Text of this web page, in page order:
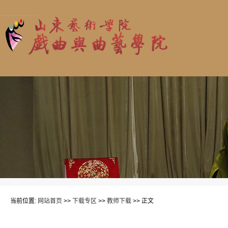
当前位置: 网站首页 >> 下载专区 >> 教师下载 >> 正文